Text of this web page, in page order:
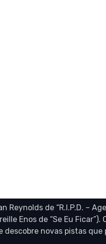
Reynolds de “R.I.P.D. –
Enos de “Se Eu
descobre novas pistas que